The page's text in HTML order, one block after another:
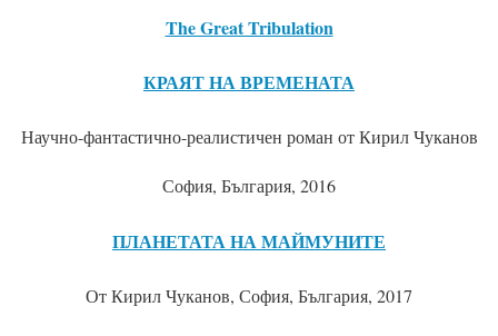
The Great Tribulation
КРАЯТ НА ВРЕМЕНАТА
Научно-фантастично-реалистичен роман от Кирил Чуканов
София, България, 2016
ПЛАНЕТАТА НА МАЙМУНИТЕ
От Кирил Чуканов, София, България, 2017